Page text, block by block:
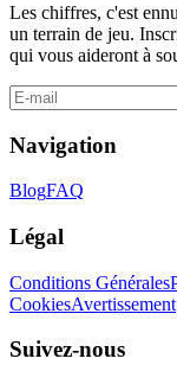
Les chiffres, c'est
un terrain de jeu.
qui vous aideront à
Navigation
BlogFAQ
Légal
Conditions Générales
CookiesAvertissement
Suivez-nous